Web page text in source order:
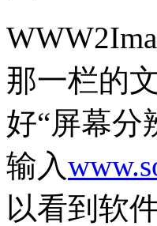
那一栏的
好“屏幕分
输入
以看到软